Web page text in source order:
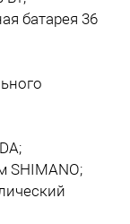
батарея 36
SHIMANO;